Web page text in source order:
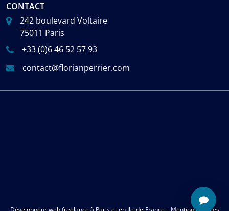
CONTACT
242 boulevard Voltaire
75011 Paris
+33 (0)6 46 52 57 93
contact@florianperrier.com